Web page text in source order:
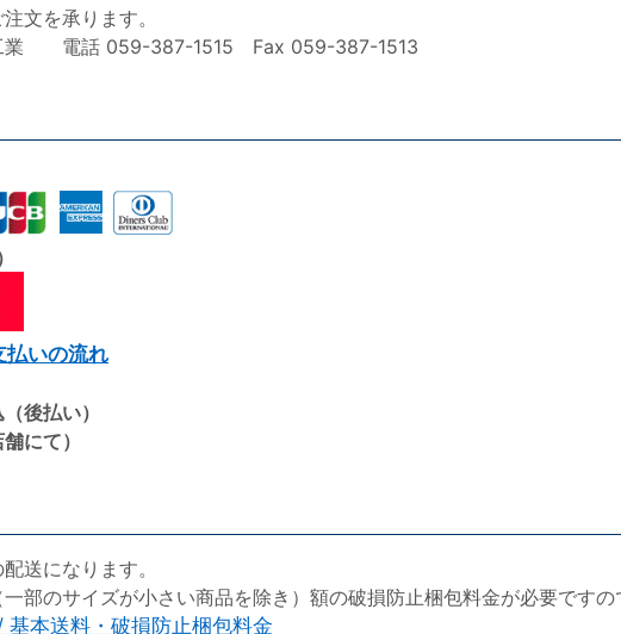
文を承ります。
業 電話 059-387-1515 Fax 059-387-1513
払いの流れ
後払い）
にて）
送になります。
部のサイズが小さい商品を除き）額の破損防止梱包料金が必要ですの
基本送料・破損防止梱包料金